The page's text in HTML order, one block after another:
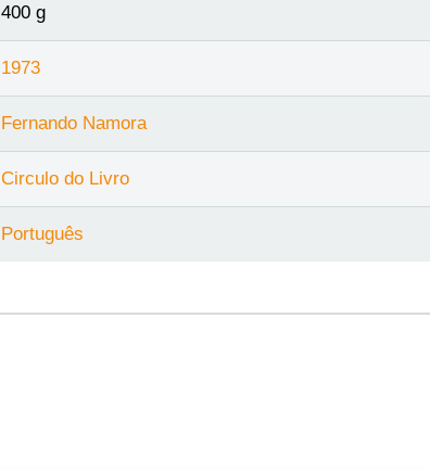
400 g
1973
Fernando Namora
Circulo do Livro
Português